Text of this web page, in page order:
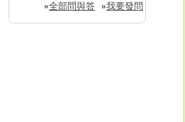
»全部問與答 »我要發問